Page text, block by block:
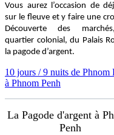
Vous aurez l’occasion de
sur le fleuve et y faire une
Découverte des
quartier colonial, du Palais
la pagode d’argent.
10 jours / 9 nuits de Phnom
à Phnom Penh
La Pagode d'argent à
Penh